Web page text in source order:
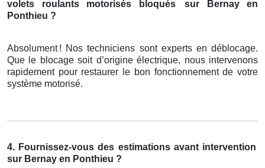
volets roulants motorisés bloqués
sur Bernay en
Ponthieu ?
Absolument ! Nos techniciens sont experts en déblocage.
Que le blocage soit d’origineé lectrique, nous intervenons
rapidement pour restaurer le bon fonctionnement de votre
système motorisé.
4. Fournissez-vous des estimations avant intervention
sur Bernay en Ponthieu ?